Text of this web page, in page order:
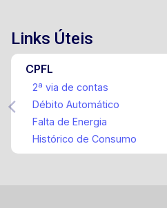
Links Úteis
CPFL
2ª via de contas
Débito Automático
Falta de Energia
Histórico de Consumo